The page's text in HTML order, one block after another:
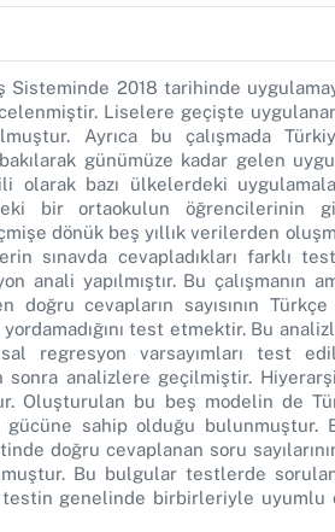
Sisteminde 2018 tarihinde
Liselere geçişte
Ayrıca bu çalışmada
günümüze kadar gelen
bazı ülkelerdeki
bir ortaokulun öğrencilerinin
dönük beş yıllık verilerden
sınavda cevapladıkları farklı
anali yapılmıştır. Bu çalışmanın
cevapların sayısının
yordamadığını test etmektir. Bu
regresyon varsayımları test
sonra analizlere geçilmiştir.
Oluşturulan bu beş modelin de
sahip olduğu bulunmuştur.
doğru cevaplanan soru
Bu bulgular testlerde
testin genelinde birbirleriyle uyumlu